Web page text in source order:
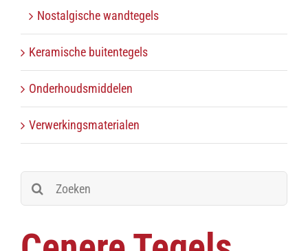
Nostalgische wandtegels
Keramische buitentegels
Onderhoudsmiddelen
Verwerkingsmaterialen
Zoeken
naar: